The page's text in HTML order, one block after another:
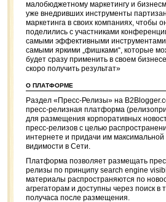
малобюджетному маркетингу и
уже внедривших инструменты
маркетинга в своих компаниях, чтобы
поделились с участниками
самыми эффективными
самыми яркими „фишками“, которые
будет сразу применить в своем
скоро получить результат»
О ПЛАТФОРМЕ
Раздел «Пресс-Релизы» на
пресс-релизная платформа
для размещения корпоративных
пресс-релизов с целью
интернете и придачи им максимальной
видимости в Сети.
Платформа позволяет размещать
релизы по принципу search engine
материалы распространяются по
агрегаторам и доступны через поиск в
получаса после размещения.